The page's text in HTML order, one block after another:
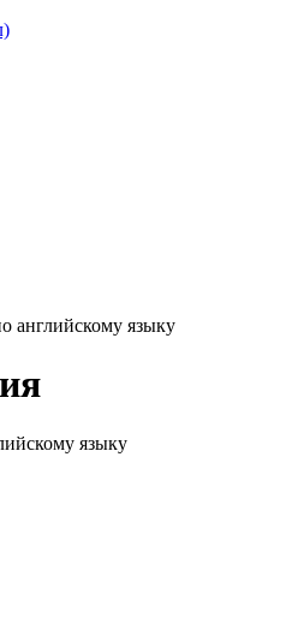
английскому языку
языку